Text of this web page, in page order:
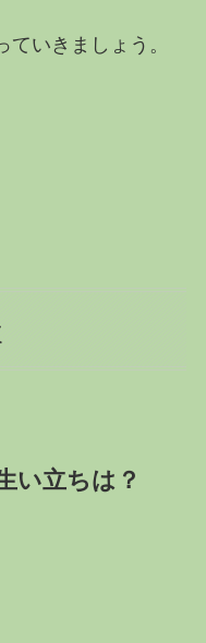
いきましょう。
い立ちは？